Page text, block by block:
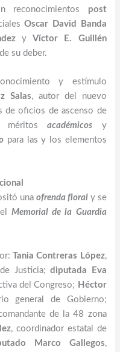
reconocimientos post
Oscar David Banda
yVíctor E. Guillén
su deber.
y estímulo
Salas, autor del nuevo
de oficios de ascenso de
méritosacadémicos y
para las y los elementos
una ofrenda floraly se
Memorial de la Guardia
Tania Contreras López,
de Justicia;diputada Eva
del Congreso; Héctor
general de Gobierno;
de la 48 zona
, coordinador estatal de
Marco Gallegos,